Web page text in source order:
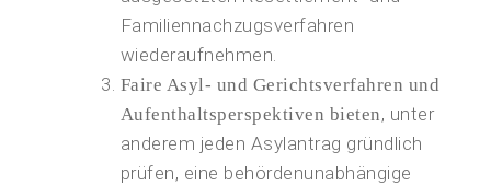
Familiennachzugsverfahren
wiederaufnehmen.
Faire Asyl- und Gerichtsverfahren und
Aufenthaltsperspektiven bieten, unter
anderem jeden Asylantrag gründlich
prüfen, eine behördenunabhängige